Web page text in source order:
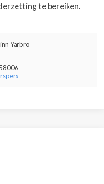
te bereiken.
Yarbro